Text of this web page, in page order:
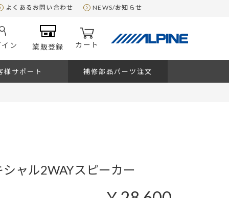
よくあるお問い合わせ NEWS/お知らせ
ン 業販登録 カート
様サポート 補修部品パーツ注文
ャル2WAYスピーカー